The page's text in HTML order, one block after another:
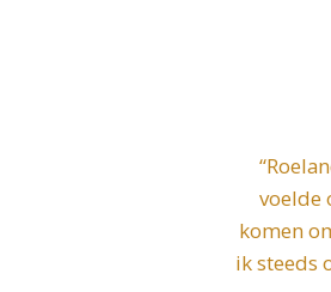
voelde
komen
ik steeds